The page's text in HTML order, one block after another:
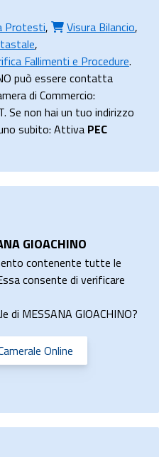
Protesti, Visura Bilancio,
,
Fallimenti e Procedure.
può essere contatta
di Commercio:
Se non hai un tuo indirizzo
subito: Attiva PEC
GIOACHINO
contenente tutte le
consente di verificare
di MESSANA GIOACHINO?
Online